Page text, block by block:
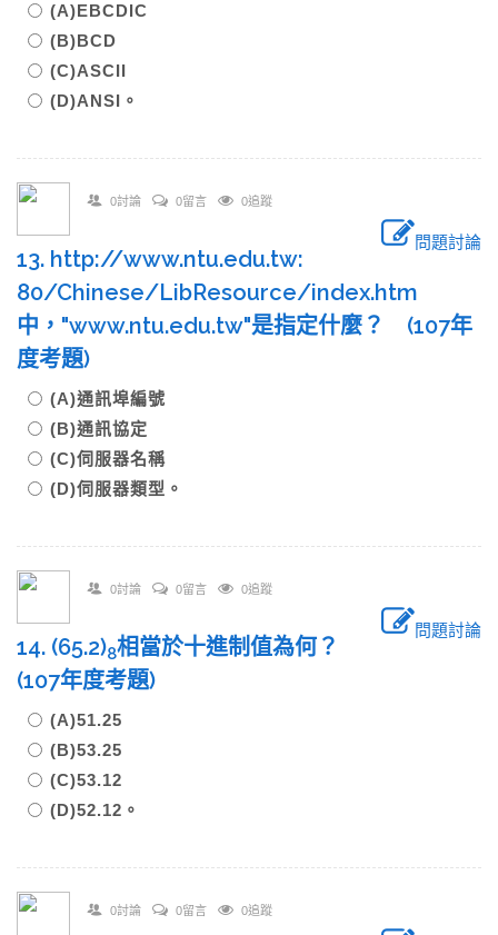
(A)EBCDIC
(B)BCD
(C)ASCII
(D)ANSI。
0討論 0留言 0追蹤
問題討論
13. http://www.ntu.edu.tw:
80/Chinese/LibResource/index.htm
中，"www.ntu.edu.tw"是指定什麼？ (107年
度考題)
(A)通訊埠編號
(B)通訊協定
(C)伺服器名稱
(D)伺服器類型。
0討論 0留言 0追蹤
問題討論
14. (65.2)8相當於十進制值為何？
(107年度考題)
(A)51.25
(B)53.25
(C)53.12
(D)52.12。
0討論 0留言 0追蹤